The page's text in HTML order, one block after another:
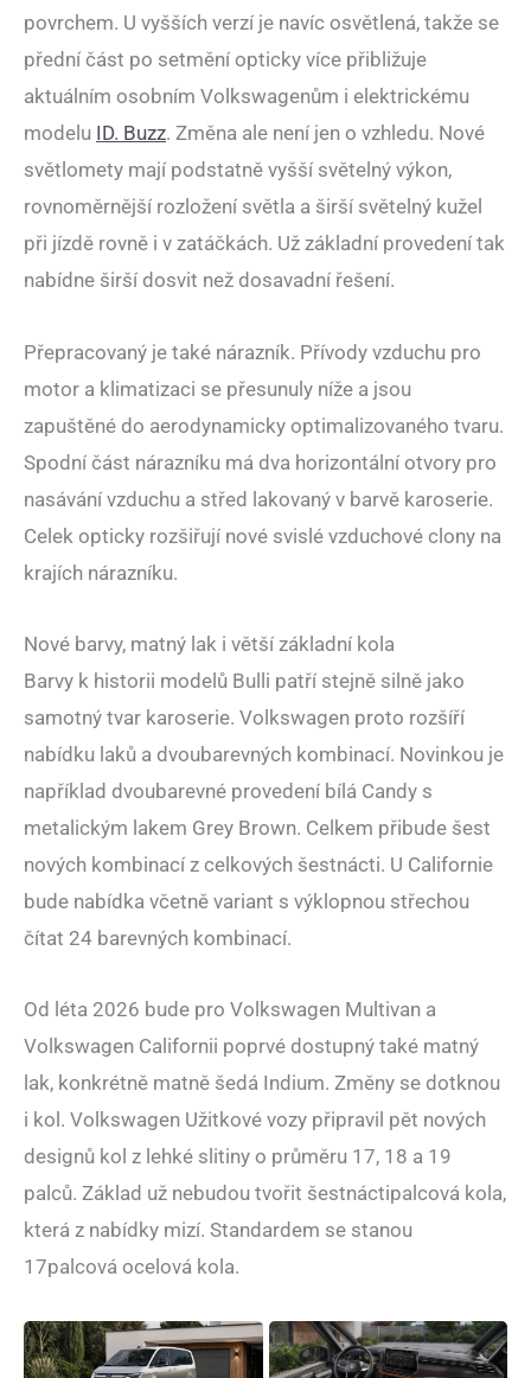
povrchem. U vyšších verzí je navíc osvětlená, takže se
přední část po setmění opticky více přibližuje
aktuálním osobním Volkswagenům i elektrickému
modelu ID. Buzz. Změna ale není jen o vzhledu. Nové
světlomety mají podstatně vyšší světelný výkon,
rovnoměrnější rozložení světla a širší světelný kužel
při jízdě rovně i v zatáčkách. Už základní provedení tak
nabídne širší dosvit než dosavadní řešení.
Přepracovaný je také nárazník. Přívody vzduchu pro
motor a klimatizaci se přesunuly níže a jsou
zapuštěné do aerodynamicky optimalizovaného tvaru.
Spodní část nárazníku má dva horizontální otvory pro
nasávání vzduchu a střed lakovaný v barvě karoserie.
Celek opticky rozšiřují nové svislé vzduchové clony na
krajích nárazníku.
Nové barvy, matný lak i větší základní kola
Barvy k historii modelů Bulli patří stejně silně jako
samotný tvar karoserie. Volkswagen proto rozšíří
nabídku laků a dvoubarevných kombinací. Novinkou je
například dvoubarevné provedení bílá Candy s
metalickým lakem Grey Brown. Celkem přibude šest
nových kombinací z celkových šestnácti. U Californie
bude nabídka včetně variant s výklopnou střechou
čítat 24 barevných kombinací.
Od léta 2026 bude pro Volkswagen Multivan a
Volkswagen Californii poprvé dostupný také matný
lak, konkrétně matně šedá Indium. Změny se dotknou
i kol. Volkswagen Užitkové vozy připravil pět nových
designů kol z lehké slitiny o průměru 17, 18 a 19
palců. Základ už nebudou tvořit šestnáctipalcová kola,
která z nabídky mizí. Standardem se stanou
17palcová ocelová kola.